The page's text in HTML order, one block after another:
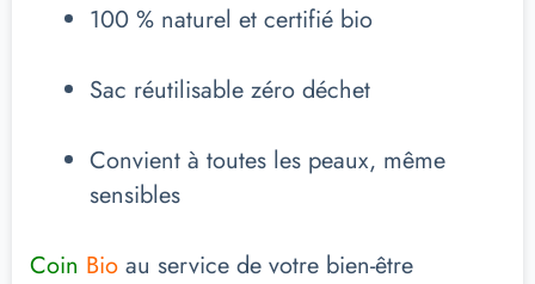
100 % naturel et certifié bio
Sac réutilisable zéro déchet
Convient à toutes les peaux, même
sensibles
Coin Bio au service de votre bien-être